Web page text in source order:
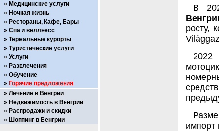
В
росту,
2022
импорт
Медицинские услуги
Ночная жизнь
Рестораны, Кафе, Бары
Спа и веллнесс
Термальные курорты
Туристические услуги
Услуги
Развлечения
Обучение
Горячие предложения
Лечение в Венгрии
Недвижимость в Венгрии
Распродажи и скидки
Шоппинг в Венгрии